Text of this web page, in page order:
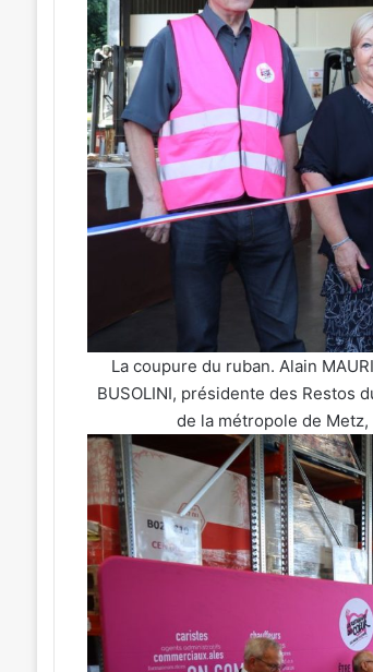
La coupure du ruban. Alain
BUSOLINI, présidente des Restos
de la métropole de